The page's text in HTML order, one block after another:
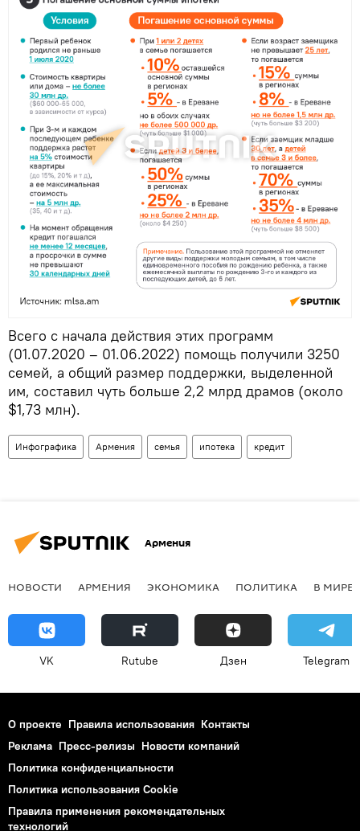
Всего с начала действия этих программ
(01.07.2020 – 01.06.2022) помощь получили 3250
семей, а общий размер поддержки, выделенной
им, составил чуть больше 2,2 млрд драмов (около
$1,73 млн).
Инфографика Армения семья ипотека кредит
Армения
НОВОСТИ АРМЕНИЯ ЭКОНОМИКА ПОЛИТИКА В МИРЕ
VK Rutube Дзен Telegram
О проекте Правила использования Контакты
Реклама Пресс-релизы Новости компаний
Политика конфиденциальности
Политика использования Cookie
Правила применения рекомендательных
технологий